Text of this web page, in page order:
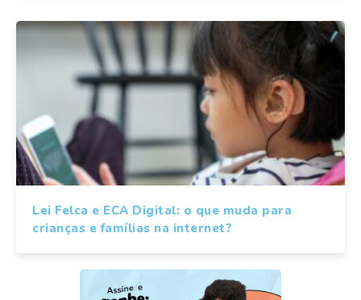
Lei Felca e ECA Digital: o que muda para
crianças e famílias na internet?